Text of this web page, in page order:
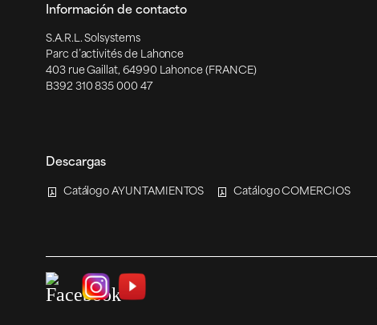
Información de contacto
S.A.R.L. Solsystems
Parc d’activités de Lahonce
403 rue Gaillat, 64990 Lahonce (FRANCE)
B392 310 835 000 47
Descargas
Catálogo AYUNTAMIENTOS Catálogo COMERCIOS